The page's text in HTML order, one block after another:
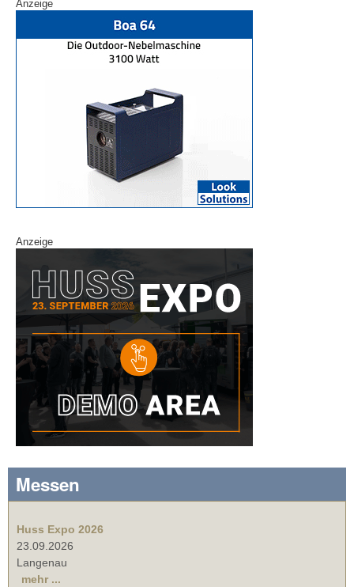
Anzeige
Anzeige
Messen
Huss Expo 2026
23.09.2026
Langenau
mehr ...